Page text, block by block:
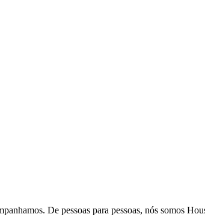
De pessoas para pessoas, nós somos